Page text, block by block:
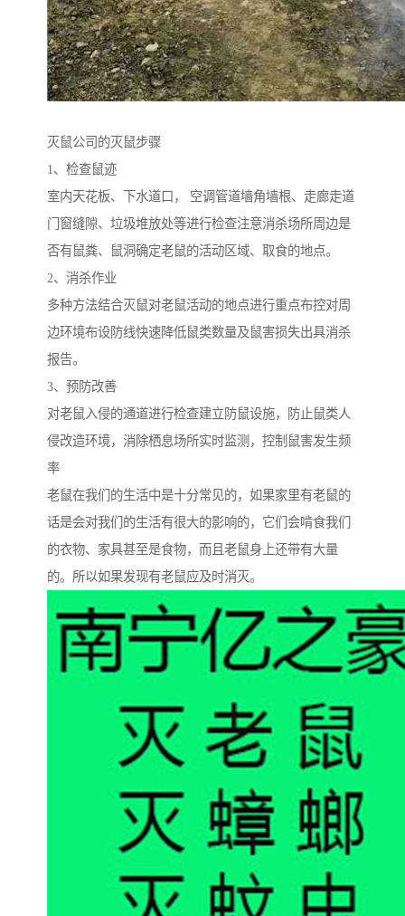
灭鼠公司的灭鼠步骤
1、检查鼠迹
室内天花板、下水道口， 空调管道墙角墙根、走廊走道
门窗缝隙、垃圾堆放处等进行检查注意消杀场所周边是
否有鼠粪、鼠洞确定老鼠的活动区域、取食的地点。
2、消杀作业
多种方法结合灭鼠对老鼠活动的地点进行重点布控对周
边环境布设防线快速降低鼠类数量及鼠害损失出具消杀
报告。
3、预防改善
对老鼠入侵的通道进行检查建立防鼠设施，防止鼠类人
侵改造环境，消除栖息场所实时监测，控制鼠害发生频
率
老鼠在我们的生活中是十分常见的，如果家里有老鼠的
话是会对我们的生活有很大的影响的，它们会啃食我们
的衣物、家具甚至是食物，而且老鼠身上还带有大量
的。所以如果发现有老鼠应及时消灭。